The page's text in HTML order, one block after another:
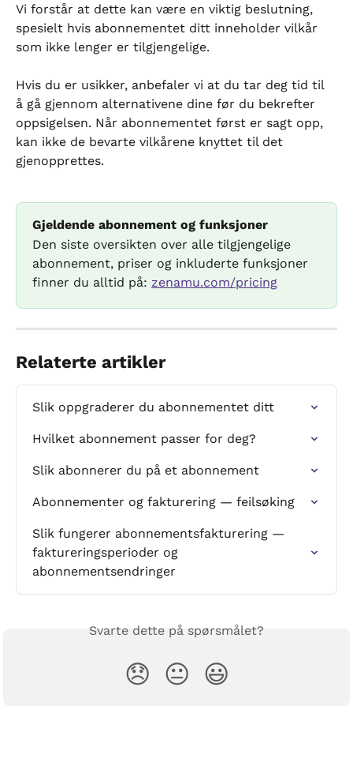
Vi forstår at dette kan være en viktig beslutning,
spesielt hvis abonnementet ditt inneholder vilkår
som ikke lenger er tilgjengelige.
Hvis du er usikker, anbefaler vi at du tar deg tid til
å gå gjennom alternativene dine før du bekrefter
oppsigelsen. Når abonnementet først er sagt opp,
kan ikke de bevarte vilkårene knyttet til det
gjenopprettes.
Gjeldende abonnement og funksjoner
Den siste oversikten over alle tilgjengelige
abonnement, priser og inkluderte funksjoner
finner du alltid på: zenamu.com/pricing
Relaterte artikler
Slik oppgraderer du abonnementet ditt
Hvilket abonnement passer for deg?
Slik abonnerer du på et abonnement
Abonnementer og fakturering — feilsøking
Slik fungerer abonnementsfakturering —
faktureringsperioder og
abonnementsendringer
Svarte dette på spørsmålet?
😞 😐 😃